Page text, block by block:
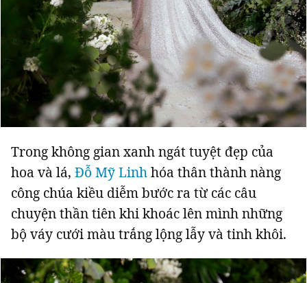
Trong không gian xanh ngát tuyệt đẹp của
hoa và lá, Đỗ Mỹ Linhhóa thân thành nàng
công chúa kiều diễm bước ra từ các câu
chuyện thần tiên khi khoác lên mình những
bộ váy cưới màu trắng lộng lẫy và tinh khôi.